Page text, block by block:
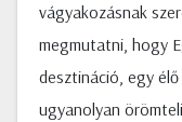
vágyakozásnak
megmutatni, hogy
desztináció, egy
ugyanolyan